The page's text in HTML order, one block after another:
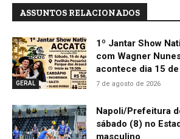
ASSUNTOS RELACIONADOS
GERAL
1º Jantar Show
com Wagner
acontece dia 15
7 de agosto de 2026
Napoli/Prefeitura
sábado (8) no
masculino